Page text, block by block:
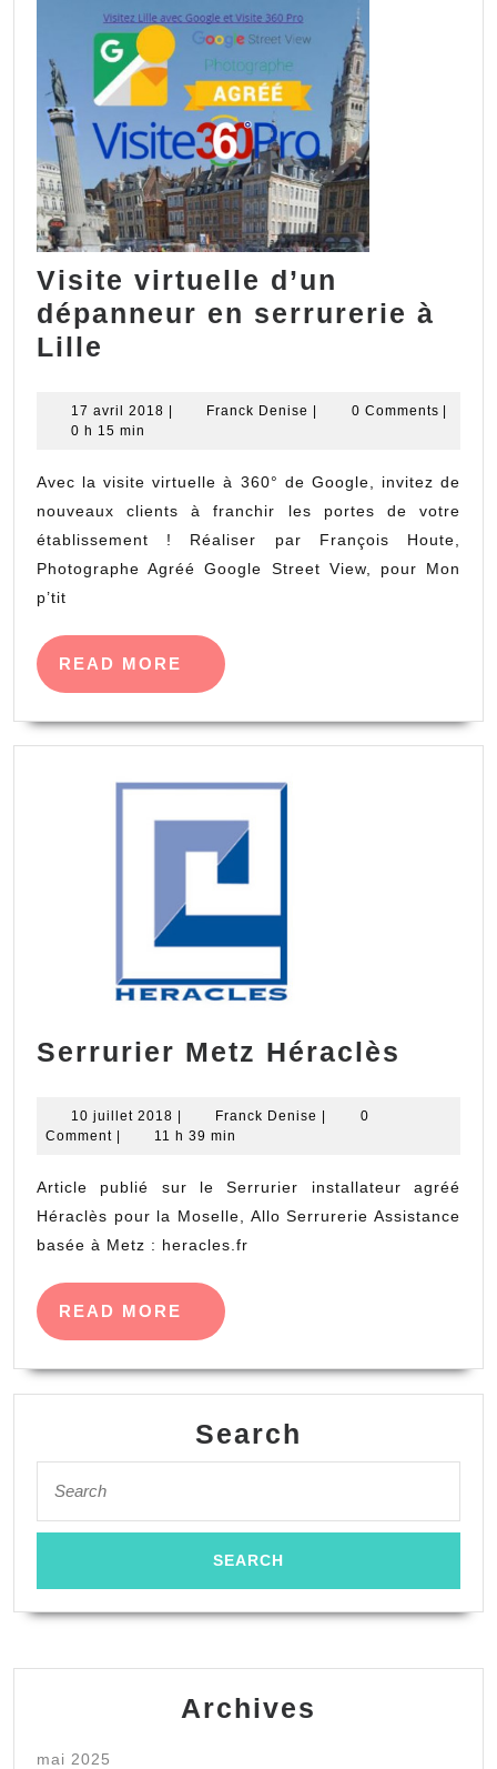
Visite virtuelle d’un
dépanneur en serrurerie à
Lille
d’un
dépanneur
en
serrurerie
à
Lille
17 avril 2018 17
Franck Denise Franck0 Comments
0 h 15 min
Avec la visite virtuelle à 360° de Google, invitez de
nouveaux clients à franchir les portes de votre
établissement ! Réaliser par François Houte,
Photographe Agréé Google Street View, pour Mon
p’tit
READ MORE
READ
MORE
Serrurier Metz Héraclès
10 juillet 2018 10
juillet
Franck Denise Franck0
Comment
11 h 39 min
Article publié sur le Serrurier installateur agréé
Héraclès pour la Moselle, Allo Serrurerie Assistance
basée à Metz : heracles.fr
READ MORE
READ
MORE
Search
for:
Archives
mai 2025